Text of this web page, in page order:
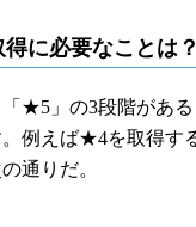
に必要なことは？
」の3段階がある
例えば★4を取得す
通りだ。